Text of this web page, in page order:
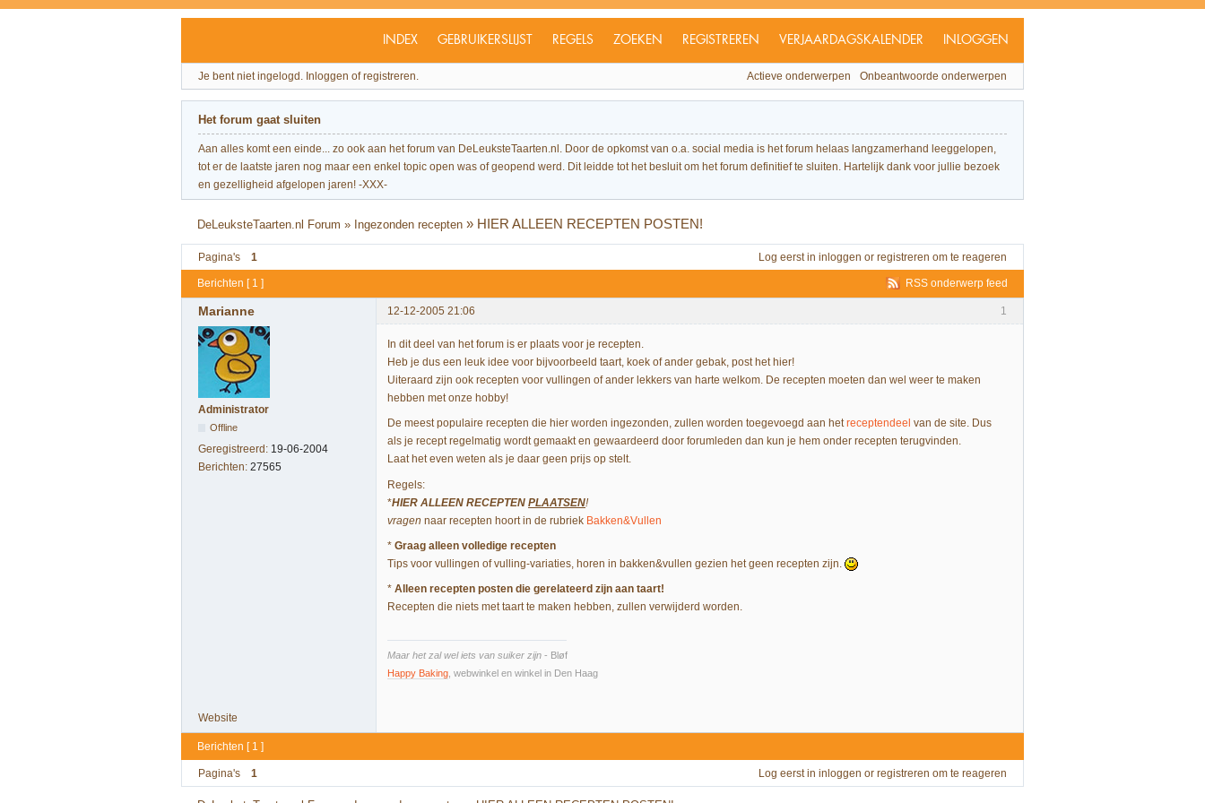
INDEX GEBRUIKERSLIJST REGELS ZOEKEN REGISTREREN VERJAARDAGSKALENDER INLOGGEN
Je bent niet ingelogd. Inloggen of registreren. Actieve onderwerpen Onbeantwoorde onderwerpen
Het forum gaat sluiten
Aan alles komt een einde... zo ook aan het forum van DeLeuksteTaarten.nl. Door de opkomst van o.a. social media is het forum helaas langzamerhand leeggelopen,
tot er de laatste jaren nog maar een enkel topic open was of geopend werd. Dit leidde tot het besluit om het forum definitief te sluiten. Hartelijk dank voor jullie bezoek
en gezelligheid afgelopen jaren! -XXX-
DeLeuksteTaarten.nl Forum » Ingezonden recepten » HIER ALLEEN RECEPTEN POSTEN!
Pagina's 1 Log eerst in inloggen or registreren om te reageren
RSS onderwerp feed
Berichten [ 1 ]
1
Marianne 12-12-2005 21:06
Administrator
Offline
Geregistreerd: 19-06-2004
Berichten: 27565
In dit deel van het forum is er plaats voor je recepten.
Heb je dus een leuk idee voor bijvoorbeeld taart, koek of ander gebak, post het hier!
Uiteraard zijn ook recepten voor vullingen of ander lekkers van harte welkom. De recepten moeten dan wel weer te maken
hebben met onze hobby!
De meest populaire recepten die hier worden ingezonden, zullen worden toegevoegd aan hetreceptendeel van de site. Dus
als je recept regelmatig wordt gemaakt en gewaardeerd door forumleden dan kun je hem onder recepten terugvinden.
Laat het even weten als je daar geen prijs op stelt.
Regels:
*HIER ALLEEN RECEPTEN PLAATSEN!
vragen naar recepten hoort in de rubriek Bakken&Vullen
* Graag alleen volledige recepten
Tips voor vullingen of vulling-variaties, horen in bakken&vullen gezien het geen recepten zijn.
* Alleen recepten posten die gerelateerd zijn aan taart!
Recepten die niets met taart te maken hebben, zullen verwijderd worden.
Maar het zal wel iets van suiker zijn - Bløf
Happy Baking , webwinkel en winkel in Den Haag
Website
Berichten [ 1 ]
Pagina's 1 Log eerst in inloggen or registreren om te reageren